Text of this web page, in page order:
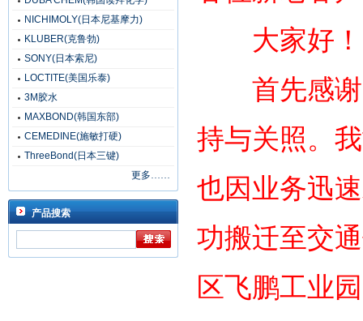
NICHIMOLY(日本尼基摩力)
KLUBER(克鲁勃)
SONY(日本索尼)
LOCTITE(美国乐泰)
3M胶水
MAXBOND(韩国东部)
CEMEDINE(施敏打硬)
ThreeBond(日本三键)
更多……
产品搜索
大家好！
首先感谢
持与关照。
也因业务迅
功搬迁至交
区飞鹏工业